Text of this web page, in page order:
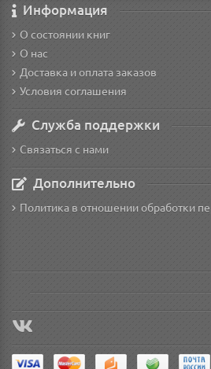
Информация
О состоянии книг
О нас
Доставка и оплата заказов
Условия соглашения
Служба поддержки
Связаться с нами
Дополнительно
Политика в отношении обработки